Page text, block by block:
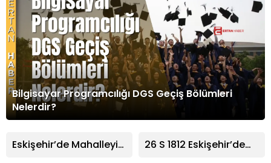
Bilgisayar Programcılığı DGS Geçiş Bölümleri
Nelerdir?
Eskişehir’de Mahalleyi
26 S 1812 Eskişehir’de